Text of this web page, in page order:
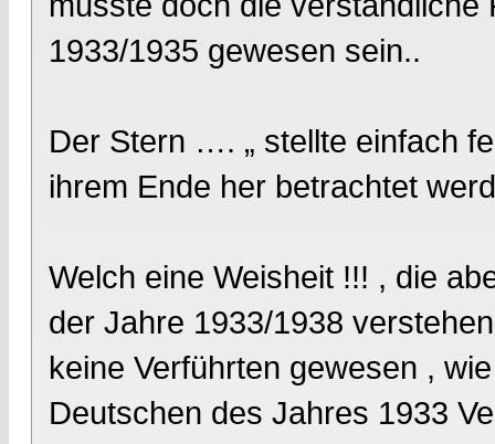
1933/1935 gewesen sein..
Der Stern …. „ stellte einfach
ihrem Ende her betrachtet
Welch eine Weisheit !!! , die
der Jahre 1933/1938
keine Verführten gewesen ,
Deutschen des Jahres 1933